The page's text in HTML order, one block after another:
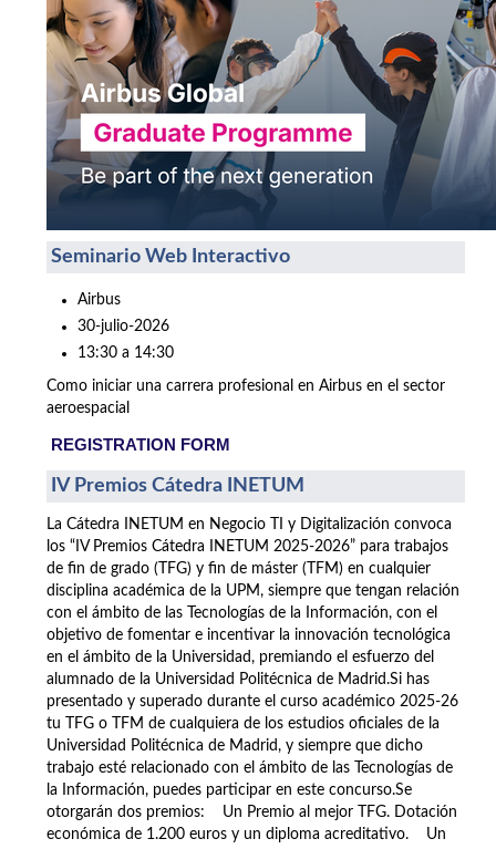
Seminario Web Interactivo
Airbus
30-julio-2026
13:30 a 14:30
Como iniciar una carrera profesional en Airbus en el sector
aeroespacial
REGISTRATION FORM
IV Premios Cátedra INETUM
La Cátedra INETUM en Negocio TI y Digitalización convoca
los “IV Premios Cátedra INETUM 2025-2026” para trabajos
de fin de grado (TFG) y fin de máster (TFM) en cualquier
disciplina académica de la UPM, siempre que tengan relación
con el ámbito de las Tecnologías de la Información, con el
objetivo de fomentar e incentivar la innovación tecnológica
en el ámbito de la Universidad, premiando el esfuerzo del
alumnado de la Universidad Politécnica de Madrid.Si has
presentado y superado durante el curso académico 2025-26
tu TFG o TFM de cualquiera de los estudios oficiales de la
Universidad Politécnica de Madrid, y siempre que dicho
trabajo esté relacionado con el ámbito de las Tecnologías de
la Información, puedes participar en este concurso.Se
otorgarán dos premios: Un Premio al mejor TFG. Dotación
económica de 1.200 euros y un diploma acreditativo. Un